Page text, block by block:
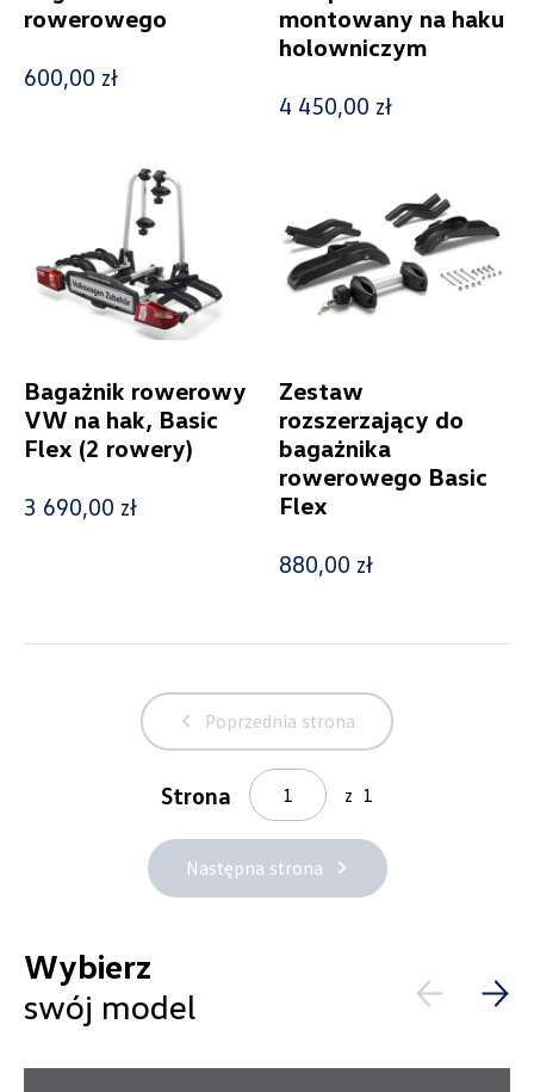
Kolekcje
Status
Nowość
Pokaż tylko dostępne
Filtruj
Wyczyść filtry
rowerowego
600,00 zł
montowany na haku
holowniczym
4 450,00 zł
Bagażnik rowerowy
VW na hak, Basic
Flex (2 rowery)
3 690,00 zł
Zestaw
rozszerzający do
bagażnika
rowerowego Basic
Flex
880,00 zł
Poprzednia strona
Strona z 1
Następna strona
Wybierz
swój model
Wybierz dealera obsługującego
Twoje zapytanie